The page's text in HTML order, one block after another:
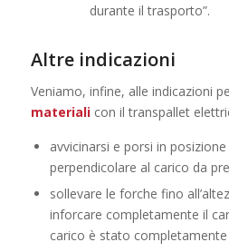
durante il trasporto”.
Altre indicazioni
Veniamo, infine, alle indicazioni
materialicon il transpallet
avvicinarsi e porsi in
perpendicolare al carico da
sollevare le forche fino
inforcare completamente il
carico è stato